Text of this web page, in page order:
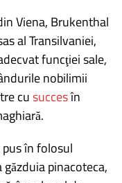
Viena, Brukenthal
al Transilvaniei,
funcţiei sale,
nobilimii
cusuccesîn
în folosul
pinacoteca,